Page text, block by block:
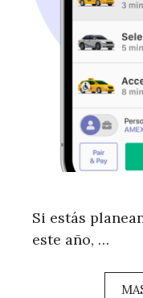
Si estás
este año, …